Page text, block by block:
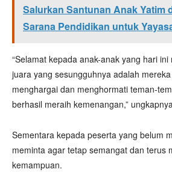
Salurkan Santunan Anak Yatim
Sarana Pendidikan untuk
“Selamat kepada anak-anak yang hari
juara yang sesungguhnya adalah
menghargai dan menghormati teman-
berhasil meraih kemenangan,”
Sementara kepada peserta yang belum
meminta agar tetap semangat dan terus
kemampuan.